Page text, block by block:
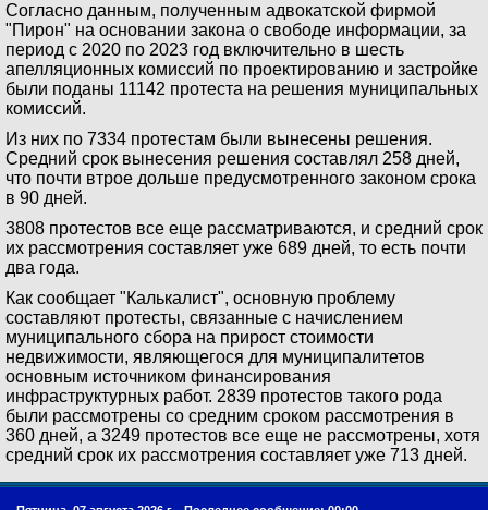
Согласно данным, полученным адвокатской фирмой
"Пирон" на основании закона о свободе информации, за
период с 2020 по 2023 год включительно в шесть
апелляционных комиссий по проектированию и застройке
были поданы 11142 протеста на решения муниципальных
комиссий.
Из них по 7334 протестам были вынесены решения.
Средний срок вынесения решения составлял 258 дней,
что почти втрое дольше предусмотренного законом срока
в 90 дней.
3808 протестов все еще рассматриваются, и средний срок
их рассмотрения составляет уже 689 дней, то есть почти
два года.
Как сообщает "Калькалист", основную проблему
составляют протесты, связанные с начислением
муниципального сбора на прирост стоимости
недвижимости, являющегося для муниципалитетов
основным источником финансирования
инфраструктурных работ. 2839 протестов такого рода
были рассмотрены со средним сроком рассмотрения в
360 дней, а 3249 протестов все еще не рассмотрены, хотя
средний срок их рассмотрения составляет уже 713 дней.